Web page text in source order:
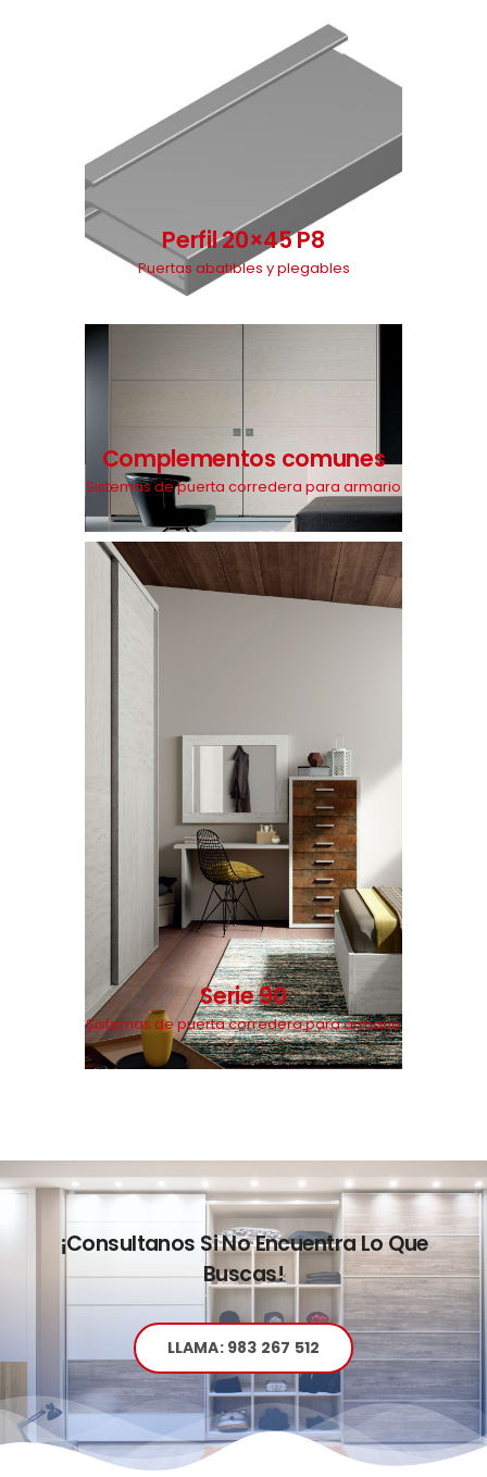
Perfil 20×45 P8
Puertas abatibles y plegables
Complementos comunes
Sistemas de puerta corredera para armario
Serie 90
Sistemas de puerta corredera para armario
¡Consultanos Si No Encuentra Lo Que
Buscas!
LLAMA: 983 267 512